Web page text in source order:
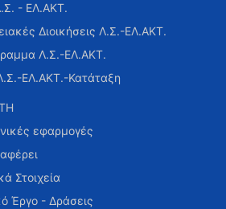
- ΕΛ.ΑΚΤ.
Διοικήσεις Λ.Σ.-ΕΛ.ΑΚΤ.
Λ.Σ.-ΕΛ.ΑΚΤ.
ΕΛ.ΑΚΤ.-Κατάταξη
εφαρμογές
Στοιχεία
Έργο - Δράσεις